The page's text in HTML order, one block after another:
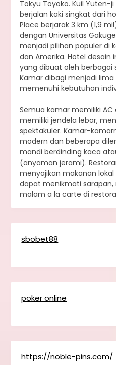
Tokyu Toyoko. Kuil
berjalan kaki singkat dari
Place berjarak 3 km (1,9
dengan Universitas
menjadi pilihan populer di
dan Amerika. Hotel desain
yang dibuat oleh berbagai
Kamar dibagi menjadi
memenuhi kebutuhan
Semua kamar memiliki
memiliki jendela lebar,
spektakuler. Kamar-
modern dan beberapa
mandi berdinding kaca
(anyaman jerami).
menyajikan makanan
dapat menikmati
malam a la carte di
sbobet88
poker online
https://noble-pins.com/